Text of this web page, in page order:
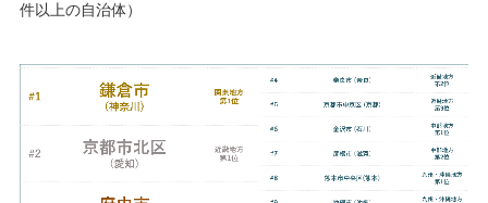
件以上の自治体）